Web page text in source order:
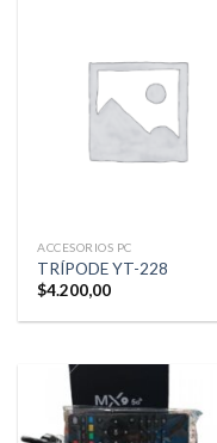
ACCESORIOS PC
TRÍPODE YT-228
$4.200,00